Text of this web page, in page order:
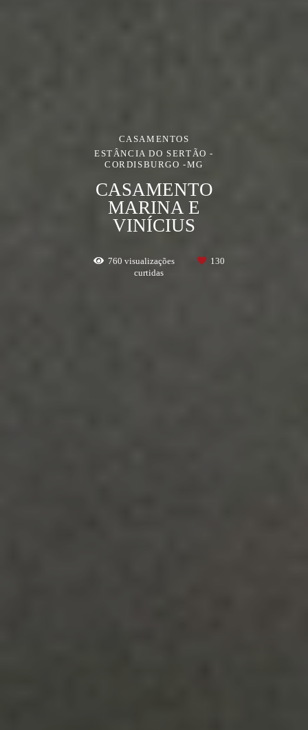
CASAMENTOS
ESTÂNCIA DO SERTÃO -
CORDISBURGO -MG
CASAMENTO
MARINA E
VINÍCIUS
760 visualizações
130
curtidas